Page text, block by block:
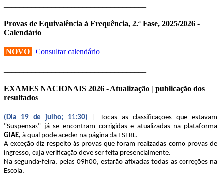
Provas de Equivalência à Frequência, 2.ª Fase, 2025/2026 -
Calendário
NOVO Consultar calendário
EXAMES NACIONAIS 2026 - Atualização | publicação dos
resultados
(Dia 19 de julho; 11:30)
| Todas as classificações que estavam
"Suspensas" já se encontram corrigidas e atualizadas na plataforma
GIAE, à qual pode aceder na página da ESFRL.
A exceção diz respeito às provas que foram realizadas como provas de
ingresso, cuja verificação deve ser feita presencialmente.
Na segunda-feira, pelas 09h00, estarão afixadas todas as correções na
Escola.